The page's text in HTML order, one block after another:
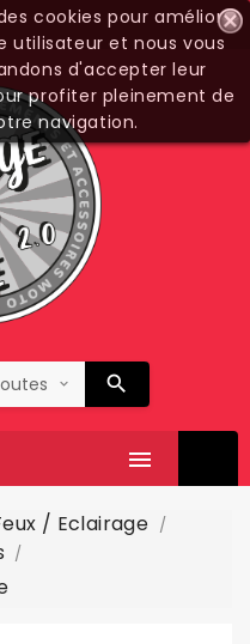
cookies pour améliorer
utilisateur et nous vous
d'accepter leur
profiter pleinement de
navigation.

/ Eclairage